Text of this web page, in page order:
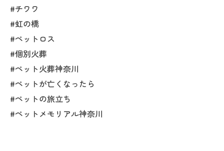
#チワワ
#虹の橋
#ペットロス
#個別火葬
#ペット火葬神奈川
#ペットが亡くなったら
#ペットの旅立ち
#ペットメモリアル神奈川